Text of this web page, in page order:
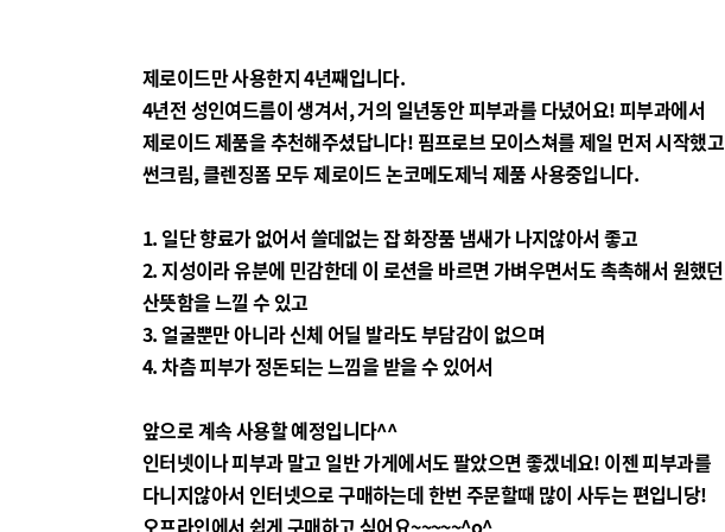
제로이드만 사용한지 4년째입니다.
4년전 성인여드름이 생겨서, 거의 일년동안 피부과를 다녔어요! 피부과에서
제로이드 제품을 추천해주셨답니다! 핌프로브 모이스쳐를 제일 먼저 시작했고
썬크림, 클렌징폼 모두 제로이드 논코메도제닉 제품 사용중입니다.
1. 일단 향료가 없어서 쓸데없는 잡 화장품 냄새가 나지않아서 좋고
2. 지성이라 유분에 민감한데 이 로션을 바르면 가벼우면서도 촉촉해서 원했던
산뜻함을 느낄 수 있고
3. 얼굴뿐만 아니라 신체 어딜 발라도 부담감이 없으며
4. 차츰 피부가 정돈되는 느낌을 받을 수 있어서
앞으로 계속 사용할 예정입니다^^
인터넷이나 피부과 말고 일반 가게에서도 팔았으면 좋겠네요! 이젠 피부과를
다니지않아서 인터넷으로 구매하는데 한번 주문할때 많이 사두는 편입니당!
오프라인에서 쉽게 구매하고 싶어요~~~~~^o^